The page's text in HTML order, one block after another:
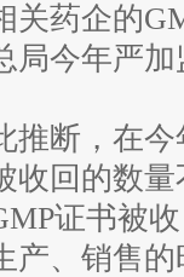
关药企的
局今年严
推断，在
收回的数
证书被
产、销售